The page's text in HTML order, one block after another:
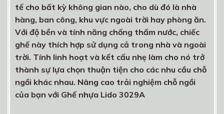
tế cho bất kỳ không gian nào, cho dù đó là nhà
hàng, ban công, khu vực ngoài trời hay phòng ăn.
Với độ bền và tính năng chống thấm nước, chiếc
ghế này thích hợp sử dụng cả trong nhà và ngoài
trời. Tính linh hoạt và kết cấu nhẹ làm cho nó trở
thành sự lựa chọn thuận tiện cho các nhu cầu chỗ
ngồi khác nhau. Nâng cao trải nghiệm chỗ ngồi
của bạn với Ghế nhựa Lido 3029A